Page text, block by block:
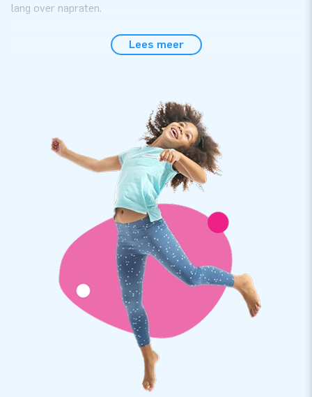
lang over napraten.
of buurtfeest. Het mini springkasteel wordt compact in één
deel geleverd en is daardoor gemakkelijk te transporteren.
De inflatable wordt geleverd inclusief blower,
verankeringsmateriaal, transportzak, en een duidelijke
handleiding. Alles compleet voor een mooie beleving.
Kwaliteit en Garantie
JB springkastelen zijn op meerdere punten verstevigd en
meervoudig gestikt en zijn gemaakt van sterk, hoge kwaliteit
PVC. Ze zijn daardoor duurzaam en eenvoudig schoon te
houden. Het mini springkasteel wordt tevens door JB
geleverd met 5 jaar garantie. Hierdoor lever jij met dit
product jarenlang optimaal speelplezier.
Koop dit unieke mini springkasteel met circus thema en
bezorg jouw klanten de dag van hun leven!
Meer dan 15.000 klanten kozen ook voor JB
Lees meer